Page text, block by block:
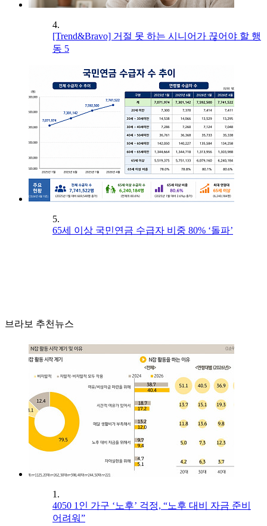
4.
[Trend&Bravo] 거절 못 하는 시니어가 끊어야 할 행
동 5
5.
65세 이상 국민연금 수급자 비중 80% ‘돌파’
브라보 추천뉴스
1.
4050 1인 가구 ‘노후’ 걱정, “노후 대비 자금 준비
어려워”